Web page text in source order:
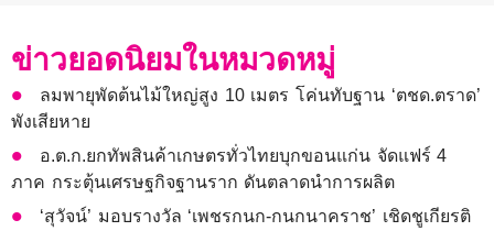
ข่าวยอดนิยมในหมวดหมู่
ลมพายุพัดต้นไม้ใหญ่สูง 10 เมตร โค่นทับฐาน ‘ตชด.ตราด’
พังเสียหาย
อ.ต.ก.ยกทัพสินค้าเกษตรทั่วไทยบุกขอนแก่น จัดแฟร์ 4
ภาค กระตุ้นเศรษฐกิจฐานราก ดันตลาดนำการผลิต
‘สุวัจน์’ มอบรางวัล ‘เพชรกนก-กนกนาคราช’ เชิดชูเกียรติ